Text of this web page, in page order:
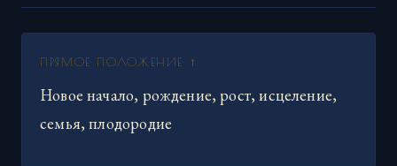
ПРЯМОЕ ПОЛОЖЕНИЕ ↑
Новое начало, рождение, рост, исцеление,
семья, плодородие